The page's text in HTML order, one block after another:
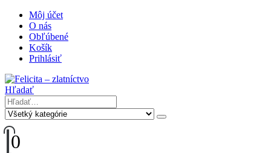
Môj účet
O nás
Obľúbené
Košík
Prihlásiť
Hľadať
0